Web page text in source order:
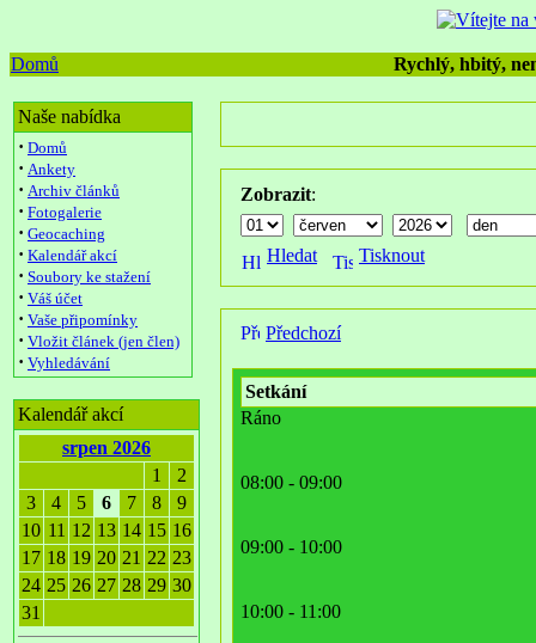
Domů Rychlý, hbitý,
Naše nabídka
· Domů
· Ankety
· Archiv článků
· Fotogalerie
· Geocaching
· Kalendář akcí
· Soubory ke stažení
· Váš účet
· Vaše připomínky
· Vložit článek (jen člen)
· Vyhledávání
Kalendář akcí
srpen 2026
1
2
3
4 5 6 7 8
9
10 11 12 13 14 15 16
17 18 19 20 21 22 23
24 25 26 27 28 29 30
31
Zobrazit:
Hledat Tisknout
Předchozí
Setkání
Ráno
08:00 - 09:00
09:00 - 10:00
10:00 - 11:00